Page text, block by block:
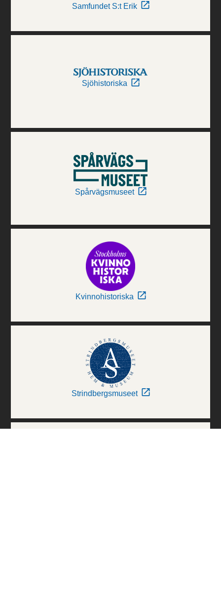
Samfundet S:t Erik
Sjöhistoriska
Spårvägsmuseet
Kvinnohistoriska
Strindbergsmuseet